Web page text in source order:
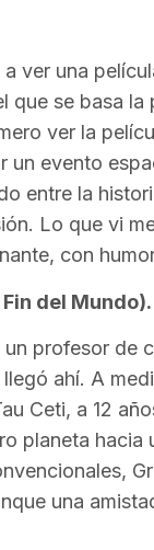
ver una
que se basa la
ver la
un evento
entre la
Lo que vi
con
del
profesor de
ahí. A
Ceti, a 12
planeta
una